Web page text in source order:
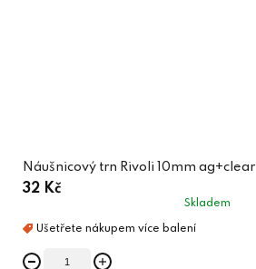
Náušnicový trn Rivoli 10mm ag+clear
32 Kč
Skladem